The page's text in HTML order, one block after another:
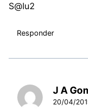
S@lu2
Responder
J A
20/04/